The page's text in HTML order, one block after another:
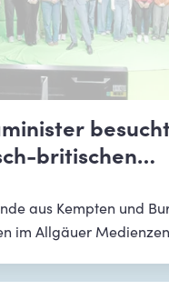
britischen
aus Kempten und
im Allgäuer
Nachrichten in